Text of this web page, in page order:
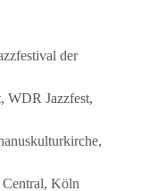
der
WDR Jazzfest,
Köln